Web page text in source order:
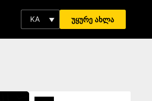
KA უყურე ახლა